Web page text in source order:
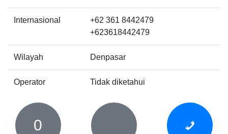
Internasional
+62 361 8442479
+623618442479
Wilayah Denpasar
Operator Tidak diketahui
0